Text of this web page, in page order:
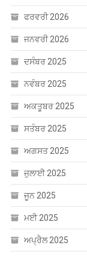
ਫਰਵਰੀ 2026
ਜਨਵਰੀ 2026
ਦਸੰਬਰ 2025
ਨਵੰਬਰ 2025
ਅਕਤੂਬਰ 2025
ਸਤੰਬਰ 2025
ਅਗਸਤ 2025
ਜੁਲਾਈ 2025
ਜੂਨ 2025
ਮਈ 2025
ਅਪ੍ਰੈਲ 2025